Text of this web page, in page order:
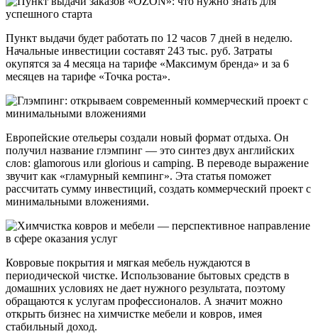
Пункт выдачи будет работать по 12 часов 7 дней в неделю.
Начальные инвестиции составят 243 тыс. руб. Затраты
окупятся за 4 месяца на тарифе «Максимум бренда» и за 6
месяцев на тарифе «Точка роста».
Европейские отельеры создали новый формат отдыха. Он
получил название глэмпинг — это синтез двух английских
слов: glamorous или glorious и camping. В переводе выражение
звучит как «гламурный кемпинг». Эта статья поможет
рассчитать сумму инвестиций, создать коммерческий проект с
минимальными вложениями.
Ковровые покрытия и мягкая мебель нуждаются в
периодической чистке. Использование бытовых средств в
домашних условиях не дает нужного результата, поэтому
обращаются к услугам профессионалов. А значит можно
открыть бизнес на химчистке мебели и ковров, имея
стабильный доход.